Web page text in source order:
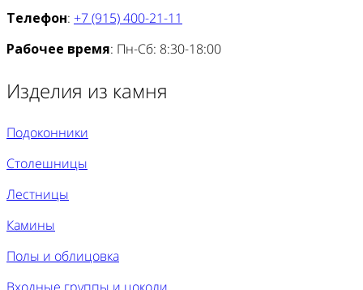
Телефон: +7 (915) 400-21-11
Рабочее время: Пн-Сб: 8:30-18:00
Изделия из камня
Подоконники
Столешницы
Лестницы
Камины
Полы и облицовка